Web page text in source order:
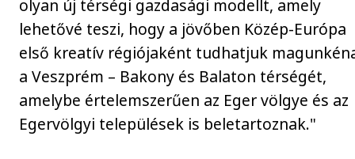
olyan új térségi gazdasági modellt, amely
lehetővé teszi, hogy a jövőben Közép-Európa
első kreatív régiójaként tudhatjuk
a Veszprém – Bakony és Balaton térségét,
amelybe értelemszerűen az Eger völgye és az
Egervölgyi települések is beletartoznak."